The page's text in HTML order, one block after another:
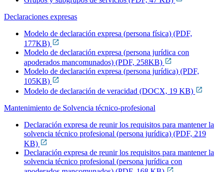
Declaraciones expresas
Modelo de declaración expresa (persona física) (PDF,
177KB)
Modelo de declaración expresa (persona jurídica con
apoderados mancomunados) (PDF, 258KB)
Modelo de declaración expresa (persona jurídica) (PDF,
105KB)
Modelo de declaración de veracidad (DOCX, 19 KB)
Mantenimiento de Solvencia técnico-profesional
Declaración expresa de reunir los requisitos para mantener la
solvencia técnico profesional (persona jurídica) (PDF, 219
KB)
Declaración expresa de reunir los requisitos para mantener la
solvencia técnico profesional (persona jurídica con